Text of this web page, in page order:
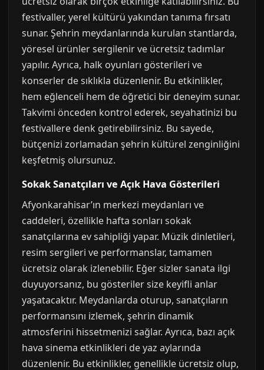
festivaller, yerel kültürü yakından tanıma fırsatı
sunar. Şehrin meydanlarında kurulan stantlarda,
yöresel ürünler sergilenir ve ücretsiz tadımlar
yapılır. Ayrıca, halk oyunları gösterileri ve
konserler de sıklıkla düzenlenir. Bu etkinlikler,
hem eğlenceli hem de öğretici bir deneyim sunar.
Takvimi önceden kontrol ederek, seyahatinizi bu
festivallere denk getirebilirsiniz. Bu sayede,
bütçenizi zorlamadan şehrin kültürel zenginliğini
keşfetmiş olursunuz.
Sokak Sanatçıları ve Açık Hava Gösterileri
Afyonkarahisar’ın merkezi meydanları ve
caddeleri, özellikle hafta sonları sokak
sanatçılarına ev sahipliği yapar. Müzik dinletileri,
resim sergileri ve performanslar, tamamen
ücretsiz olarak izlenebilir. Eğer sizler sanata ilgi
duyuyorsanız, bu gösteriler size keyifli anlar
yaşatacaktır. Meydanlarda oturup, sanatçıların
performansını izlemek, şehrin dinamik
atmosferini hissetmenizi sağlar. Ayrıca, bazı açık
hava sinema etkinlikleri de yaz aylarında
düzenlenir. Bu etkinlikler, genellikle ücretsiz olup,